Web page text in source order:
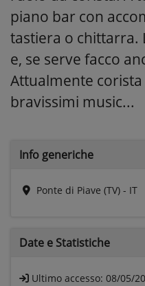
piano bar con
tastiera o chittarra.
e, se serve facco
Attualmente corista
bravissimi music...
Info generiche
Ponte di Piave (TV) - IT
Date e Statistiche
Ultimo accesso: 08/05/